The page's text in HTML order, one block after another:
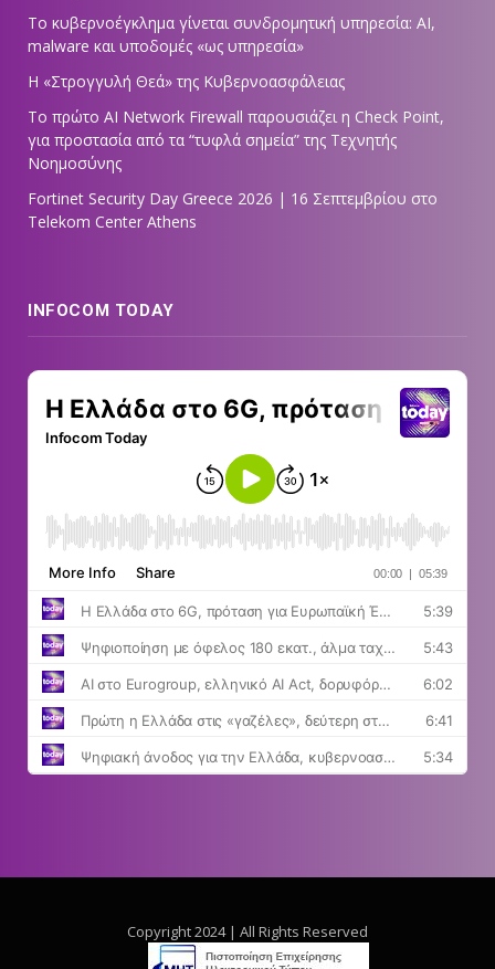
Το κυβερνοέγκλημα γίνεται συνδρομητική υπηρεσία: AI,
malware και υποδομές «ως υπηρεσία»
Η «Στρογγυλή Θεά» της Κυβερνοασφάλειας
Tο πρώτο AI Network Firewall παρουσιάζει η Check Point,
για προστασία από τα “τυφλά σημεία” της Τεχνητής
Νοημοσύνης
Fortinet Security Day Greece 2026 | 16 Σεπτεμβρίου στο
Telekom Center Athens
INFOCOM TODAY
Copyright 2024 | All Rights Reserved